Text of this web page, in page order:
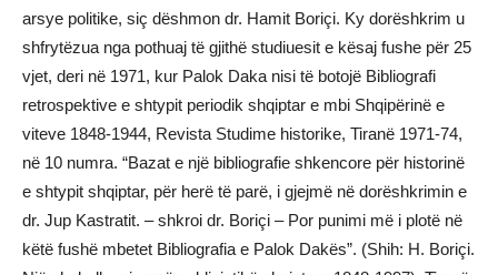
arsye politike, siç dëshmon dr. Hamit Boriçi. Ky dorëshkrim u
shfrytëzua nga pothuaj të gjithë studiuesit e kësaj fushe për 25
vjet, deri në 1971, kur Palok Daka nisi të botojë Bibliografi
retrospektive e shtypit periodik shqiptar e mbi Shqipërinë e
viteve 1848-1944, Revista Studime historike, Tiranë 1971-74,
në 10 numra. “Bazat e një bibliografie shkencore për historinë
e shtypit shqiptar, për herë të parë, i gjejmë në dorëshkrimin e
dr. Jup Kastratit. – shkroi dr. Boriçi – Por punimi më i plotë në
këtë fushë mbetet Bibliografia e Palok Dakës”. (Shih: H. Boriçi.